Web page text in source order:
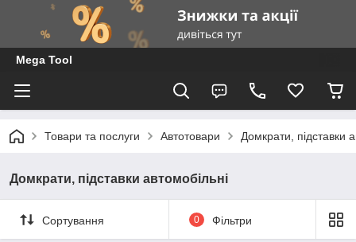
Mega Tool
Товари та послуги Автотовари Домкрати, підставки
Домкрати, підставки автомобільні
Сортування 0 Фільтри